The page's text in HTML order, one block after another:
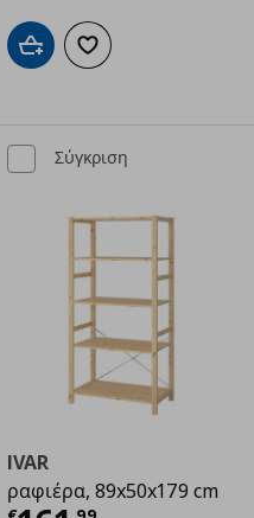
Προσθήκη στο καλάθι
Προσθήκη στα
Σύγκριση
IVAR
ραφιέρα, 89x50x179 cm